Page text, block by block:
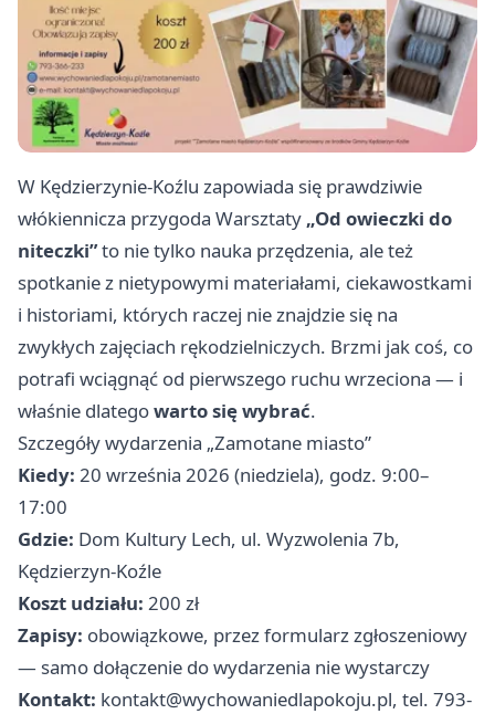
W Kędzierzynie-Koźlu zapowiada się prawdziwie
włókiennicza przygoda Warsztaty „Od owieczki do
niteczki”to nie tylko nauka przędzenia, ale też
spotkanie z nietypowymi materiałami, ciekawostkami
i historiami, których raczej nie znajdzie się na
zwykłych zajęciach rękodzielniczych. Brzmi jak coś, co
potrafi wciągnąć od pierwszego ruchu wrzeciona — i
właśnie dlategowarto się wybrać.
Szczegóły wydarzenia „Zamotane miasto”
Kiedy: 20 września 2026 (niedziela), godz. 9:00–
17:00
Gdzie: Dom Kultury Lech, ul. Wyzwolenia 7b,
Kędzierzyn-Koźle
Koszt udziału: 200 zł
Zapisy: obowiązkowe, przez formularz zgłoszeniowy
— samo dołączenie do wydarzenia nie wystarczy
Kontakt: kontakt@wychowaniedlapokoju.pl, tel. 793-